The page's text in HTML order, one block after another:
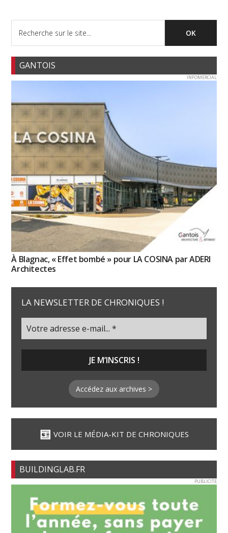
GANTOIS
INFOMERCIAL
À Blagnac, « Effet bombé » pour LA COSINA par ADERI
Architectes
LA NEWSLETTER DE CHRONIQUES !
Accédez aux archives >
VOIR LE MÉDIA-KIT DE CHRONIQUES
BUILDINGLAB.FR
PUBLICITE